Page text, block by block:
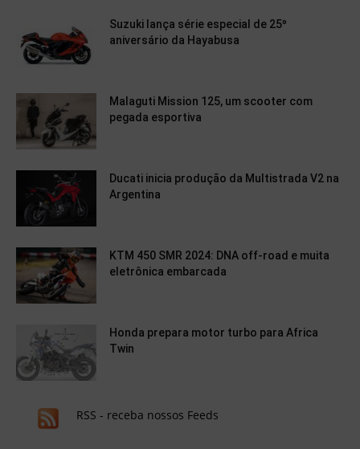
Suzuki lança série especial de 25º
aniversário da Hayabusa
Malaguti Mission 125, um scooter com
pegada esportiva
Ducati inicia produção da Multistrada V2 na
Argentina
KTM 450 SMR 2024: DNA off-road e muita
eletrônica embarcada
Honda prepara motor turbo para Africa
Twin
RSS - receba nossos Feeds